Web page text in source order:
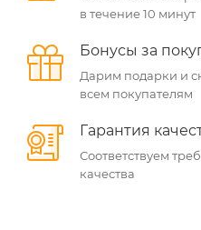
в течение 10 минут
Бонусы за
Дарим подарки и
всем покупателям
Гарантия
Соответствуем
качества